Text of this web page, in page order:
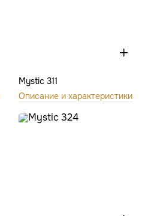
Mystic 311
Описание и характеристики